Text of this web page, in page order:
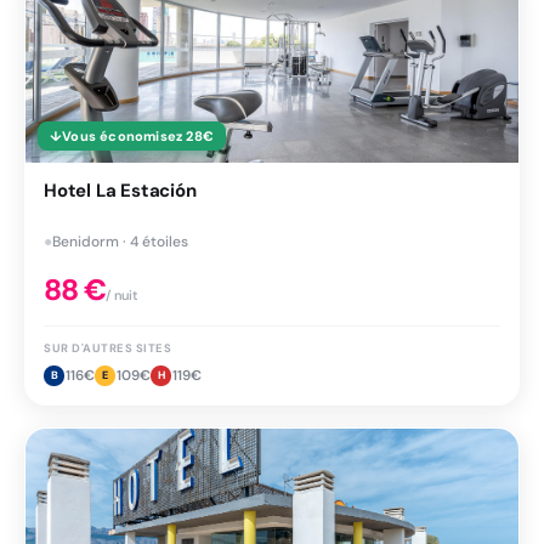
↓Vous économisez 28€
Hotel La Estación
●Benidorm · 4 étoiles
88€/ nuit
SUR D'AUTRES SITES
B 116€ E 109€ H 119€